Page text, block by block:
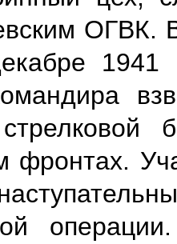
ОГВК.
фронтах.